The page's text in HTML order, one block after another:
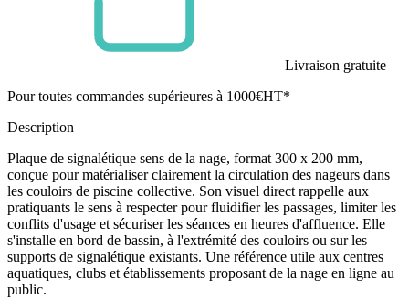
Livraison gratuite
Pour toutes commandes supérieures à 1000€HT*
Description
Plaque de signalétique sens de la nage, format 300 x 200 mm,
conçue pour matérialiser clairement la circulation des nageurs dans
les couloirs de piscine collective. Son visuel direct rappelle aux
pratiquants le sens à respecter pour fluidifier les passages, limiter les
conflits d'usage et sécuriser les séances en heures d'affluence. Elle
s'installe en bord de bassin, à l'extrémité des couloirs ou sur les
supports de signalétique existants. Une référence utile aux centres
aquatiques, clubs et établissements proposant de la nage en ligne au
public.